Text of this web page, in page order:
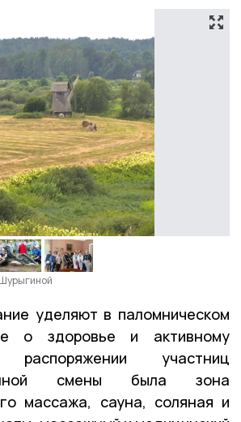
уделяют в паломническом
о здоровье и активному
участниц
смены была зона
массажа, сауна, соляная и